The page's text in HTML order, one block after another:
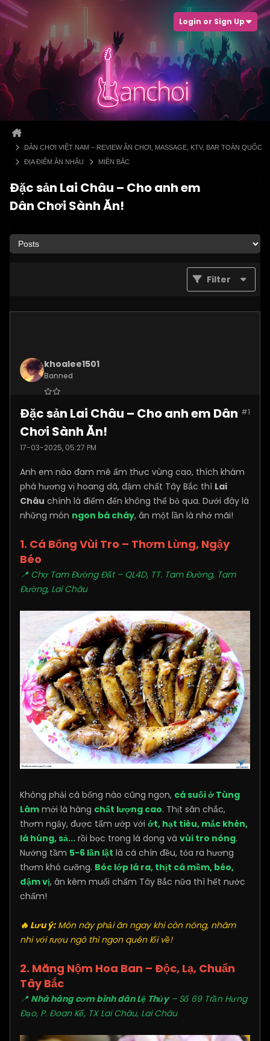
Login or Sign Up
DÂN CHƠI VIỆT NAM – REVIEW ĂN CHƠI, MASSAGE, KTV, BAR TOÀN QUỐC
ĐỊA ĐIỂM ĂN NHẬU
MIỀN BẮC
Đặc sản Lai Châu – Cho anh em
Dân Chơi Sành Ăn!
Filter
khoalee1501
Banned
Posts: 5577 #1
Đặc sản Lai Châu – Cho anh em Dân
Chơi Sành Ăn!
17-03-2025, 05:27 PM
Anh em nào đam mê ẩm thực vùng cao, thích khám
phá hương vị hoang dã, đậm chất Tây Bắc thì Lai
Châu chính là điểm đến không thể bỏ qua. Dưới đây là
những món ngon bá cháy, ăn một lần là nhớ mãi!
1. Cá Bống Vùi Tro – Thơm Lừng, Ngậy
Béo
📍 Chợ Tam Đường Đất – QL4D, TT. Tam Đường, Tam
Đường, Lai Châu
Không phải cá bống nào cũng ngon, cá suối ở Tùng
Lâm mới là hàng chất lượng cao. Thịt săn chắc,
thơm ngậy, được tẩm ướp với ớt, hạt tiêu, mắc khén,
lá húng, sả... rồi bọc trong lá dong và vùi tro nóng.
Nướng tầm 5-6 lần lật là cá chín đều, tỏa ra hương
thơm khó cưỡng. Bóc lớp lá ra, thịt cá mềm, béo,
đậm vị, ăn kèm muối chấm Tây Bắc nữa thì hết nước
chấm!
🔥 Lưu ý:Món này phải ăn ngay khi còn nóng, nhâm
nhi với rượu ngô thì ngon quên lối về!
2. Măng Nộm Hoa Ban – Độc, Lạ, Chuẩn
Tây Bắc
📍 Nhà hàng cơm bình dân Lệ Thủy– Số 69 Trần Hưng
Đạo, P. Đoan Kế, TX Lai Châu, Lai Châu